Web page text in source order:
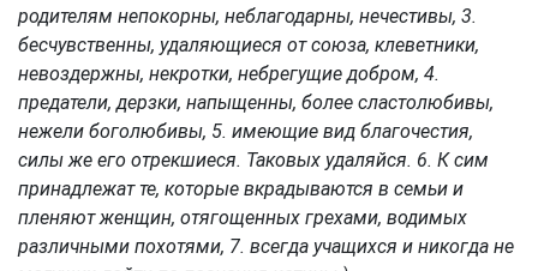
родителям непокорны, неблагодарны, нечестивы, 3.
бесчувственны, удаляющиеся от союза, клеветники,
невоздержны, некротки, небрегущие добром, 4.
предатели, дерзки, напыщенны, более сластолюбивы,
нежели боголюбивы, 5. имеющие вид благочестия,
силы же его отрекшиеся. Таковых удаляйся. 6. К сим
принадлежат те, которые вкрадываются в семьи и
пленяют женщин, отягощенных грехами, водимых
различными похотями, 7. всегда учащихся и никогда не